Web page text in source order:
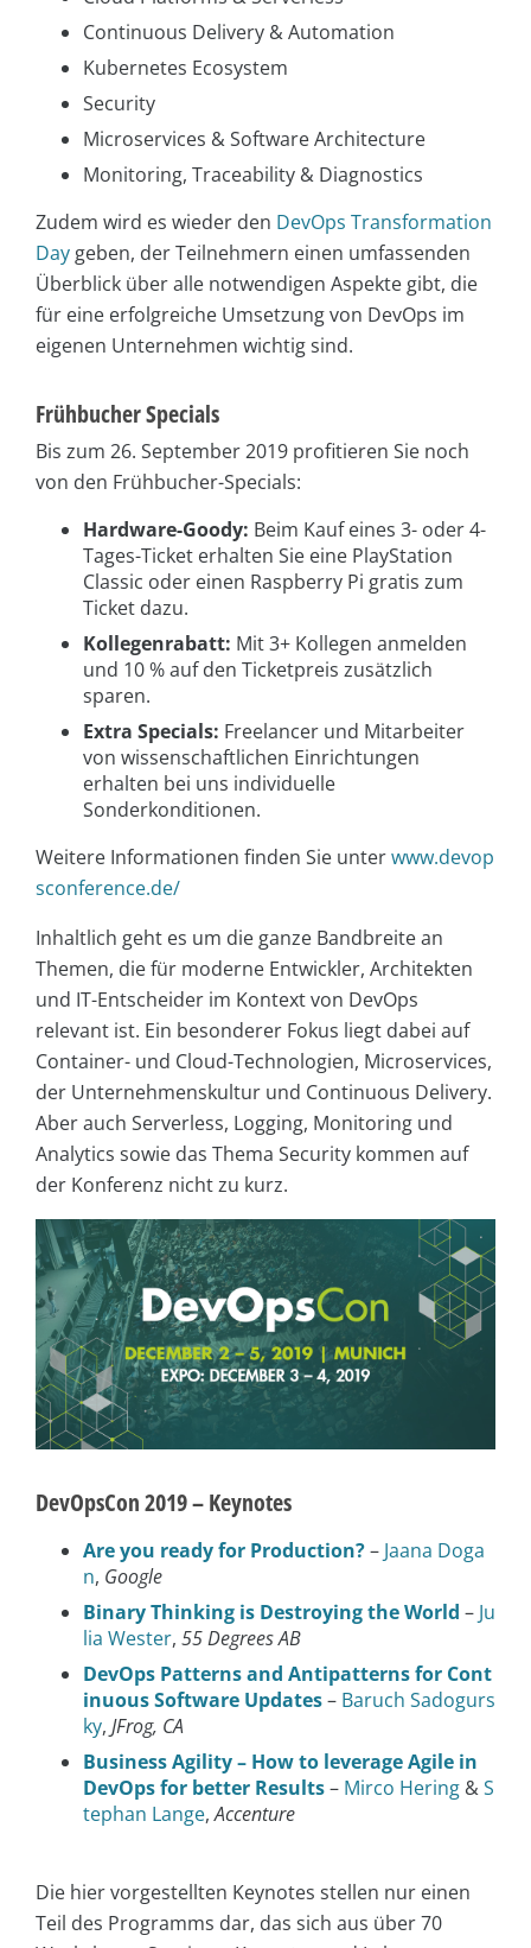
Continuous Delivery & Automation
Kubernetes Ecosystem
Security
Microservices & Software Architecture
Monitoring, Traceability & Diagnostics
Zudem wird es wieder den DevOps Transformation
Day geben, der Teilnehmern einen umfassenden
Überblick über alle notwendigen Aspekte gibt, die
für eine erfolgreiche Umsetzung von DevOps im
eigenen Unternehmen wichtig sind.
Frühbucher Specials
Bis zum 26. September 2019 profitieren Sie noch
von den Frühbucher-Specials:
Hardware-Goody: Beim Kauf eines 3- oder 4-
Tages-Ticket erhalten Sie eine PlayStation
Classic oder einen Raspberry Pi gratis zum
Ticket dazu.
Kollegenrabatt: Mit 3+ Kollegen anmelden
und 10 % auf den Ticketpreis zusätzlich
sparen.
Extra Specials: Freelancer und Mitarbeiter
von wissenschaftlichen Einrichtungen
erhalten bei uns individuelle
Sonderkonditionen.
Weitere Informationen finden Sie unterwww.devop
sconference.de/
Inhaltlich geht es um die ganze Bandbreite an
Themen, die für moderne Entwickler, Architekten
und IT-Entscheider im Kontext von DevOps
relevant ist. Ein besonderer Fokus liegt dabei auf
Container- und Cloud-Technologien, Microservices,
der Unternehmenskultur und Continuous Delivery.
Aber auch Serverless, Logging, Monitoring und
Analytics sowie das Thema Security kommen auf
der Konferenz nicht zu kurz.
DevOpsCon 2019 – Keynotes
Are you ready for Production?– Jaana Doga
n, Google
Binary Thinking is Destroying the World – Ju
lia Wester, 55 Degrees AB
DevOps Patterns and Antipatterns for Cont
inuous Software Updates– Baruch Sadogurs
ky, JFrog, CA
Business Agility – How to leverage Agile in
DevOps for better Results– Mirco Hering &S
tephan Lange,Accenture
Die hier vorgestellten Keynotes stellen nur einen
Teil des Programms dar, das sich aus über 70